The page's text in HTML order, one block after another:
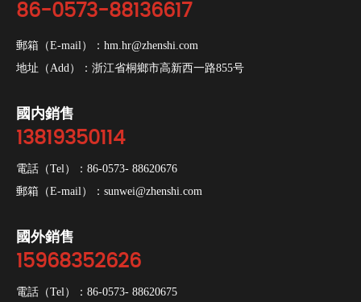
86-0573-88136617
郵箱（E-mail）： hm.hr@zhenshi.com
地址（Add）：浙江省桐鄉市高新西一路855号
國内銷售
13819350114
電話（Tel）： 86-0573- 88620676
郵箱（E-mail）： sunwei@zhenshi.com
國外銷售
15968352626
電話（Tel）： 86-0573- 88620675